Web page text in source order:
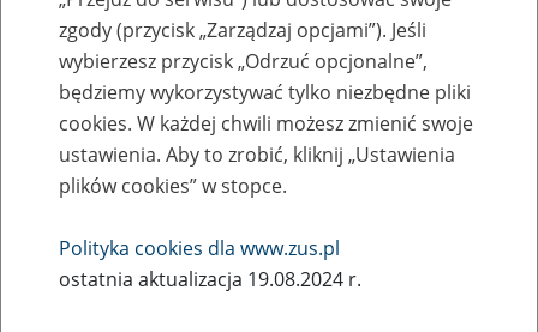
Komunikat o zaginięciu blankietów do
wystawiania zaświadczeń o niezaleganiu w
opłacaniu składek pobieranych przez ZUS.
29
March
2013
zgody (przycisk „Zarządzaj opcjami”). Jeśli
wybierzesz przycisk „Odrzuć opcjonalne”,
będziemy wykorzystywać tylko niezbędne pliki
cookies. W każdej chwili możesz zmienić swoje
ustawienia. Aby to zrobić, kliknij „Ustawienia
plików cookies” w stopce.
Polityka cookies dla www.zus.pl
ostatnia aktualizacja 19.08.2024 r.